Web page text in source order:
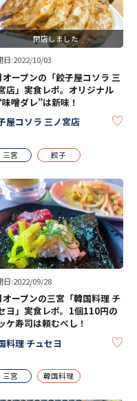
閉店しました
日:2022/10/03
オープンの「餃子屋コソラ 三
店」実食レポ。オリジナル
噌ダレ”は新味！
屋コソラ 三ノ宮店
三宮 餃子
日:2022/09/28
オープンの三宮「韓国料理 チ
ヨ」実食レポ。1個110円の
ケ寿司は頼むべし！
料理 チュセヨ
三宮 韓国料理